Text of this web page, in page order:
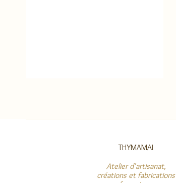
THYMAMAI
Atelier d'artisanat,
créations et fabrications